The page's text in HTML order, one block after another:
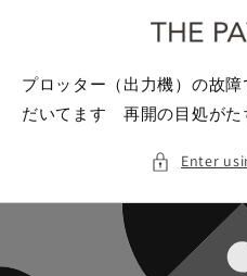
プロッター（出力機）の故
だいてます 再開の目処がた
Enter